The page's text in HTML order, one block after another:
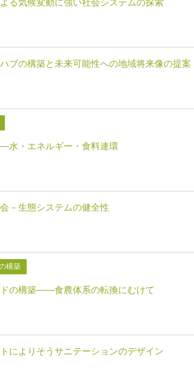
る気候変動に強い社会システムの探索
ブの構築と未来可能性への地域将来像の提案
水・エネルギー・食料連環
－生態システムの健全性
構築
の構築――食農体系の転換にむけて
によりそうサニテーションのデザイン